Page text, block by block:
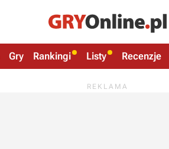
Gry Rankingi Listy Recenzje